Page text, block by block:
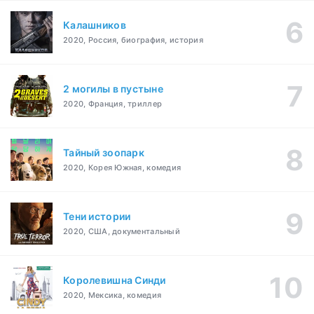
Калашников
2020, Россия, биография, история
2 могилы в пустыне
2020, Франция, триллер
Тайный зоопарк
2020, Корея Южная, комедия
Тени истории
2020, США, документальный
Королевишна Синди
2020, Мексика, комедия